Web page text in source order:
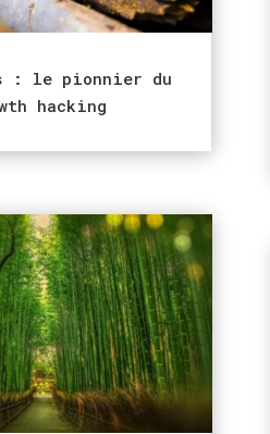
: le pionnier du
hacking